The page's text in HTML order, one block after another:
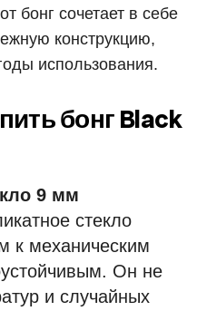
бонг сочетает в себе
конструкцию,
использования.
бонг Black
9 мм
стекло
к механическим
Он не
и случайных